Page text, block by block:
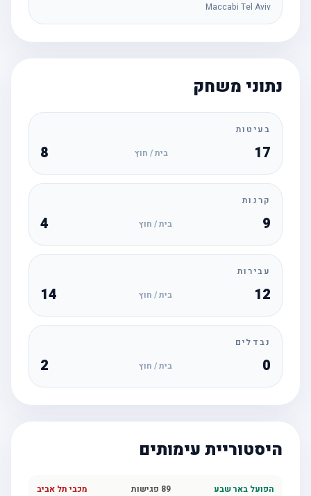
Maccabi Tel Aviv
נתוני משחק
בעיטות
17 בית / חוץ
קרנות
בית / חוץ
עבירות
12 בית / חוץ 14
נבדלים
בית / חוץ
היסטוריית עימותים
הפועל באר שבע 89פגישות מכבי תל אביב